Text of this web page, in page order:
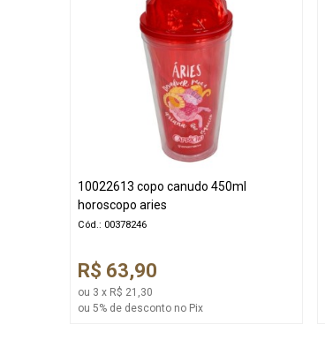
10022613 copo canudo 450ml
horoscopo aries
Cód.: 00378246
R$ 63,90
ou 3 x R$ 21,30
ou 5% de desconto no Pix